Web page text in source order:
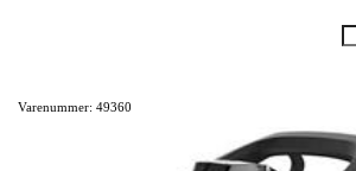
Varenummer: 49360